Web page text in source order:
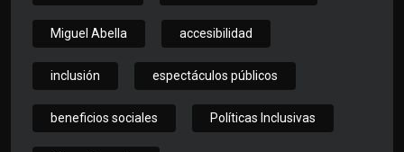
Miguel Abella accesibilidad
inclusión espectáculos públicos
beneficios sociales Políticas Inclusivas